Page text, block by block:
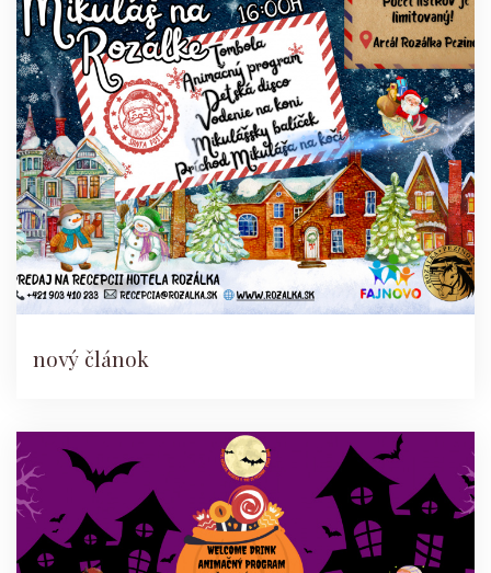
nový článok